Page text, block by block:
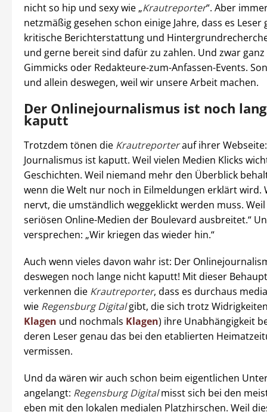
nicht so hip und sexy wie „Krautreporter“. Aber
netzmäßig gesehen schon einige Jahre, dass es Leser
kritische Berichterstattung und
und gerne bereit sind dafür zu zahlen. Und zwar
Gimmicks oder Redakteure-zum-Anfassen-Events.
und allein deswegen, weil wir unsere Arbeit machen.
Der Onlinejournalismus ist noch
kaputt
Trotzdem tönen die Krautreporterauf ihrer
Journalismus ist kaputt. Weil vielen Medien Klicks
Geschichten. Weil niemand mehr den Überblick
wenn die Welt nur noch in Eilmeldungen erklärt wird.
nervt, die umständlich weggeklickt werden muss.
seriösen Online-Medien der Boulevard ausbreitet.“
versprechen: „Wir kriegen das wieder hin.“
Auch wenn vieles davon wahr ist: Der
deswegen noch lange nicht kaputt! Mit dieser
verkennen die Krautreporter, dass es durchaus
wie Regensburg Digitalgibt, die sich trotz
Klagen und nochmals Klagen) ihre Unabhängigkeit
deren Leser genau das bei den etablierten
vermissen.
Und da wären wir auch schon beim eigentlichen
angelangt: Regensburg Digitalmisst sich bei den
eben mit den lokalen medialen Platzhirschen. Weil